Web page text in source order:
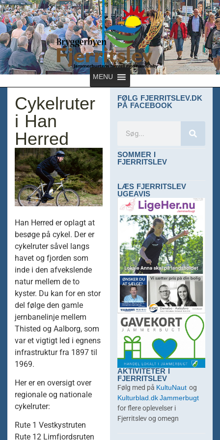
MENU
Cykelruter
i Han
Herred
Han Herred er oplagt at
besøge på cykel. Der er
cykelruter såvel langs
havet og fjorden som
inde i den afvekslende
natur mellem de to
kyster. Du kan for en stor
del følge den gamle
jernbanelinje mellem
Thisted og Aalborg, som
var et vigtigt led i egnens
infrastruktur fra 1897 til
1969.
Her er en oversigt over
regionale og nationale
cykelruter:
Rute 1 Vestkystruten
Rute 12 Limfjordsruten
FØLG FJERRITSLEV.DK
PÅ FACEBOOK
SOMMER I
FJERRITSLEV
LÆS FJERRITSLEV
UGEAVIS
AKTIVITETER I
FJERRITSLEV
Følg med på KultuNaut og
Kulturblad.dkJammerbugt
for flere oplevelser i
Fjerritslev og omegn